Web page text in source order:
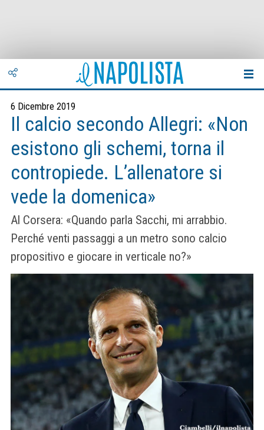
6 Dicembre 2019
Il calcio secondo Allegri: «Non
esistono gli schemi, torna il
contropiede. L’allenatore si
vede la domenica»
Al Corsera: «Quando parla Sacchi, mi arrabbio.
Perché venti passaggi a un metro sono calcio
propositivo e giocare in verticale no?»